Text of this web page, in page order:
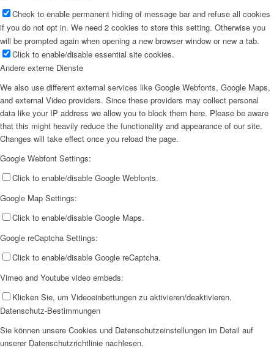
Check to enable permanent hiding of message bar and refuse all cookies
if you do not opt in. We need 2 cookies to store this setting. Otherwise you
will be prompted again when opening a new browser window or new a tab.
Click to enable/disable essential site cookies.
Andere externe Dienste
We also use different external services like Google Webfonts, Google Maps,
and external Video providers. Since these providers may collect personal
data like your IP address we allow you to block them here. Please be aware
that this might heavily reduce the functionality and appearance of our site.
Changes will take effect once you reload the page.
Google Webfont Settings:
Click to enable/disable Google Webfonts.
Google Map Settings:
Click to enable/disable Google Maps.
Google reCaptcha Settings:
Click to enable/disable Google reCaptcha.
Vimeo and Youtube video embeds:
Klicken Sie, um Videoeinbettungen zu aktivieren/deaktivieren.
Datenschutz-Bestimmungen
Sie können unsere Cookies und Datenschutzeinstellungen im Detail auf
unserer Datenschutzrichtlinie nachlesen.